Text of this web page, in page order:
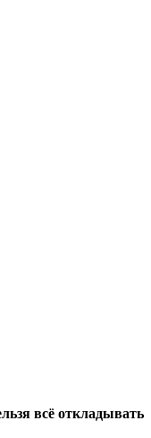
всё откладывать